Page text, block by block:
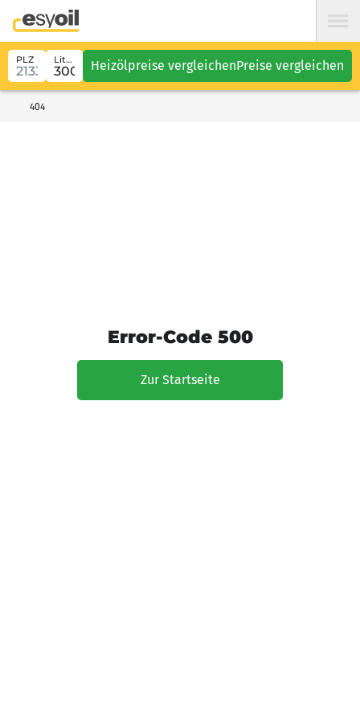
PLZ Liter Heizölpreise vergleichenPreise vergleichen
404
Error-Code 500
Zur Startseite